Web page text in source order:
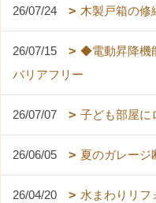
26/07/24 木製戸箱の修
26/07/15
◆電動昇降機
バリアフリー
26/07/07 子ども部屋に
26/06/05 夏のガレージ
26/04/20 水まわりリフ